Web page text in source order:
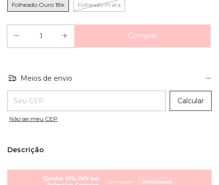
Folheado Ouro 18k Folheado Prata
Meios de envio
Entregas para o CEP:
Calcular
Não sei meu CEP
Descrição